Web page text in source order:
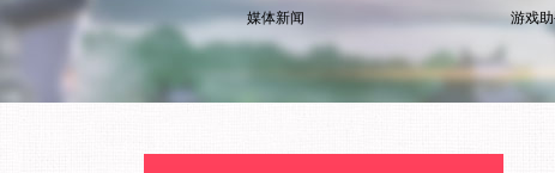
媒体新闻
游戏